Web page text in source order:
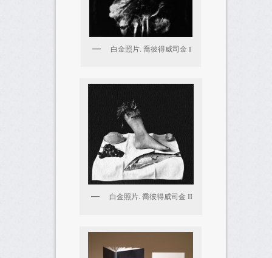
白金照片. 喬彼得威司金 I
白金照片. 喬彼得威司金 II